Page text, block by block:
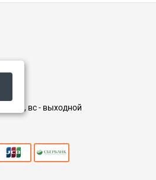
16:00, вс - выходной